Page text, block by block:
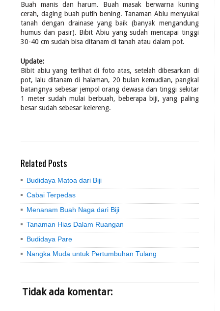
Buah manis dan harum. Buah masak berwarna kuning
cerah, daging buah putih bening. Tanaman Abiu menyukai
tanah dengan drainase yang baik (banyak mengandung
humus dan pasir). Bibit Abiu yang sudah mencapai tinggi
30-40 cm sudah bisa ditanam di tanah atau dalam pot.
Update:
Bibit abiu yang terlihat di foto atas, setelah dibesarkan di
pot, lalu ditanam di halaman, 20 bulan kemudian, pangkal
batangnya sebesar jempol orang dewasa dan tinggi sekitar
1 meter sudah mulai berbuah, beberapa biji, yang paling
besar sudah sebesar kelereng.
Related Posts
Budidaya Matoa dari Biji
Cabai Terpedas
Menanam Buah Naga dari Biji
Tanaman Hias Dalam Ruangan
Budidaya Pare
Nangka Muda untuk Pertumbuhan Tulang
Tidak ada komentar: